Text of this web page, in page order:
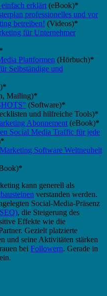
erklärt (eBook)*
professionelles und vor
betreiben! (Videos)*
für Unternehmer
Plattformen (Hörbuch)*
Selbständige und
Mailing)*
(Software)*
und hilfreiche Tools)*
Abonnement (eBook)*
Social Media Traffic für jede
Software Weltneuheit
kann generell als
verstanden werden.
Social-Media-Präsenz
, die Steigerung des
Effekte wie die
Gezielt platzierte
und seine Aktivitäten stärken
bei Followern. Gerade in